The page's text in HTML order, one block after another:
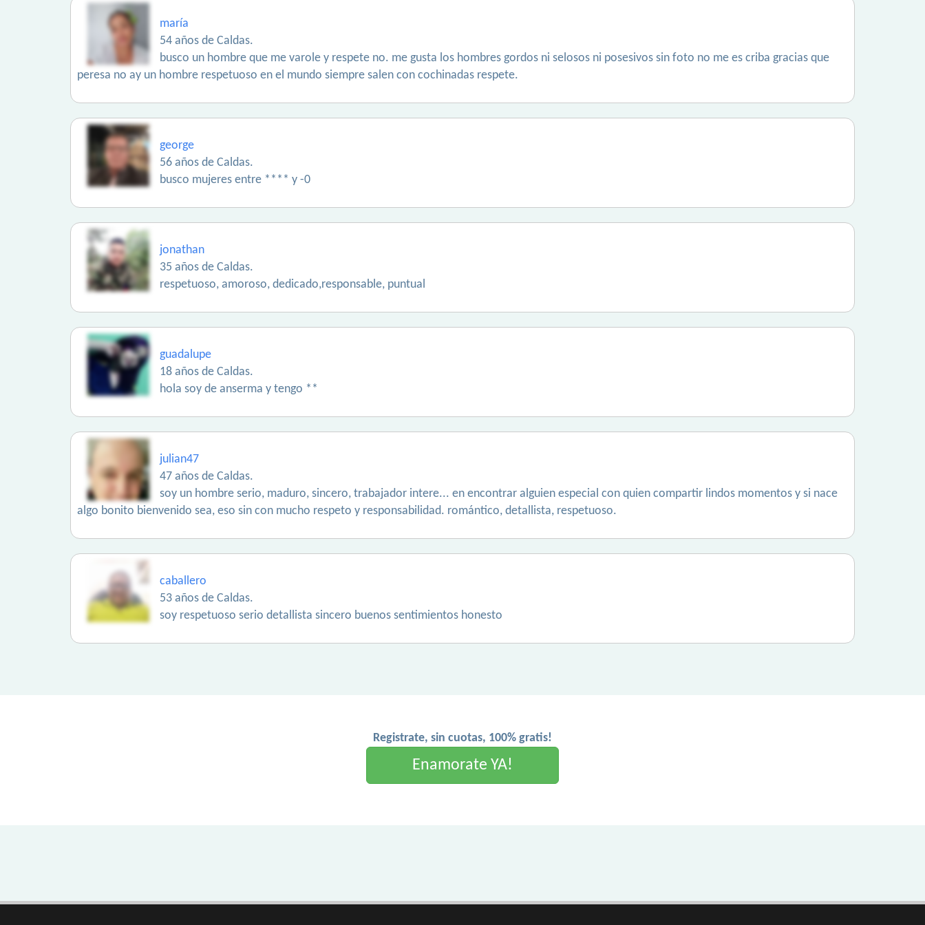
maría
54 años de Caldas.
busco un hombre que me varole y respete no. me gusta los hombres gordos ni selosos ni posesivos sin foto no me es criba gracias que
peresa no ay un hombre respetuoso en el mundo siempre salen con cochinadas respete.
george
56 años de Caldas.
busco mujeres entre **** y -0
jonathan
35 años de Caldas.
respetuoso, amoroso, dedicado,responsable, puntual
guadalupe
18 años de Caldas.
hola soy de anserma y tengo **
julian47
47 años de Caldas.
soy un hombre serio, maduro, sincero, trabajador intere... en encontrar alguien especial con quien compartir lindos momentos y si nace
algo bonito bienvenido sea, eso sin con mucho respeto y responsabilidad. romántico, detallista, respetuoso.
caballero
53 años de Caldas.
soy respetuoso serio detallista sincero buenos sentimientos honesto
Registrate, sin cuotas, 100% gratis!
Enamorate YA!